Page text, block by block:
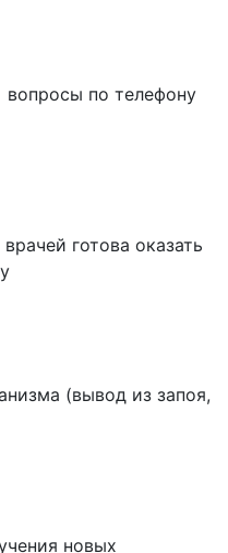
по телефону
готова оказать
(вывод из запоя,
новых